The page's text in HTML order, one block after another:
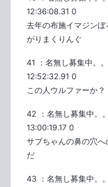
12:36:08.31 0
去年の布施イマジン
がりまくりんぐ
41 ：名無し募集中。
12:52:32.91 0
この人ウルファーか？
42 ：名無し募集中。
13:00:19.17 0
サブちゃんの鼻の穴
だ
43 ：名無し募集中。